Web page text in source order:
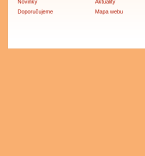
Novinky
Doporučujeme
Aktuality
Mapa webu